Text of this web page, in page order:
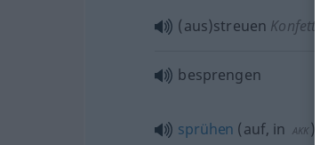
(aus)streuen Konfetti
besprengen
sprühen (auf, in AKK )